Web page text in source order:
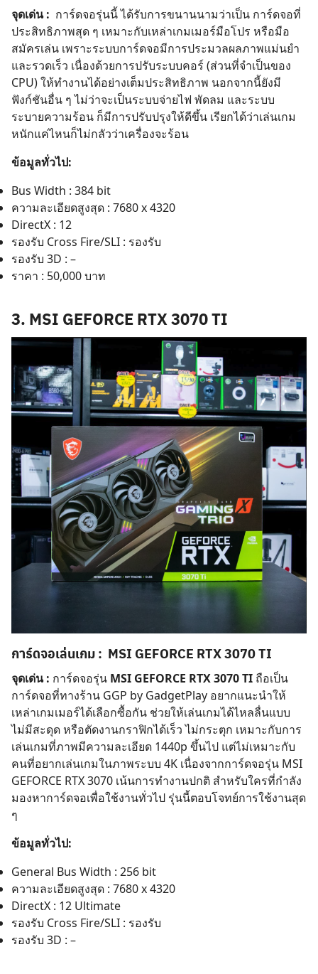
Search
จุดเด่น : การ์ดจอรุ่นนี้ ได้รับการขนานนามว่าเป็น การ์ดจอที่
ประสิทธิภาพสุด ๆ เหมาะกับเหล่าเกมเมอร์มือโปร หรือมือ
สมัครเล่น เพราะระบบการ์ดจอมีการประมวลผลภาพแม่นยำ
และรวดเร็ว เนื่องด้วยการปรับระบบคอร์ (ส่วนที่จำเป็นของ
CPU) ให้ทำงานได้อย่างเต็มประสิทธิภาพ นอกจากนี้ยังมี
ฟังก์ชันอื่น ๆ ไม่ว่าจะเป็นระบบจ่ายไฟ พัดลม และระบบ
ระบายความร้อน ก็มีการปรับปรุงให้ดีขึ้น เรียกได้ว่าเล่นเกม
หนักแค่ไหนก็ไม่กลัวว่าเครื่องจะร้อน
ข้อมูลทั่วไป:
Bus Width : 384 bit
ความละเอียดสูงสุด : 7680 x 4320
DirectX : 12
รองรับ Cross Fire/SLI : รองรับ
รองรับ 3D : –
ราคา : 50,000 บาท
3. MSI GEFORCE RTX 3070 TI
การ์ดจอเล่นเกม : MSI GEFORCE RTX 3070 TI
จุดเด่น : การ์ดจอรุ่น MSI GEFORCE RTX 3070 TI ถือเป็น
การ์ดจอที่ทางร้าน GGP by GadgetPlay อยากแนะนำให้
เหล่าเกมเมอร์ได้เลือกซื้อกัน ช่วยให้เล่นเกมได้ไหลลื่นแบบ
ไม่มีสะดุด หรือตัดงานกราฟิกได้เร็ว ไม่กระตุก เหมาะกับการ
เล่นเกมที่ภาพมีความละเอียด 1440p ขึ้นไป แต่ไม่เหมาะกับ
คนที่อยากเล่นเกมในภาพระบบ 4K เนื่องจากการ์ดจอรุ่น MSI
GEFORCE RTX 3070 เน้นการทำงานปกติ สำหรับใครที่กำลัง
มองหาการ์ดจอเพื่อใช้งานทั่วไป รุ่นนี้ตอบโจทย์การใช้งานสุด
ๆ
ข้อมูลทั่วไป:
General Bus Width : 256 bit
ความละเอียดสูงสุด : 7680 x 4320
DirectX : 12 Ultimate
รองรับ Cross Fire/SLI : รองรับ
รองรับ 3D : –